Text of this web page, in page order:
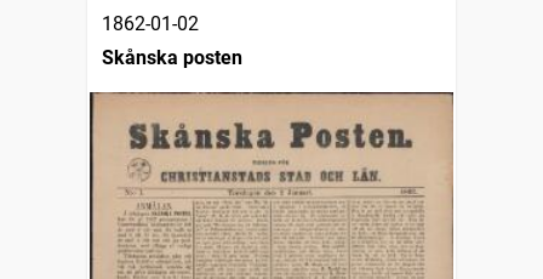
1862-01-02
Skånska posten